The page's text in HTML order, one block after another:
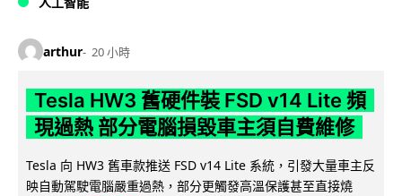
arthur 20 小時
Tesla HW3 舊硬件裝 FSD v14 Lite 頻
現過熱 部分電腦損毀車主須自費維修
Tesla 向 HW3 舊車款推送 FSD v14 Lite 系統，引發大量車主反
映自動駕駛電腦嚴重過熱，部分更觸發高溫保護甚至直接燒